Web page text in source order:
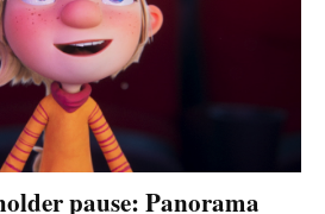
pause: Panorama